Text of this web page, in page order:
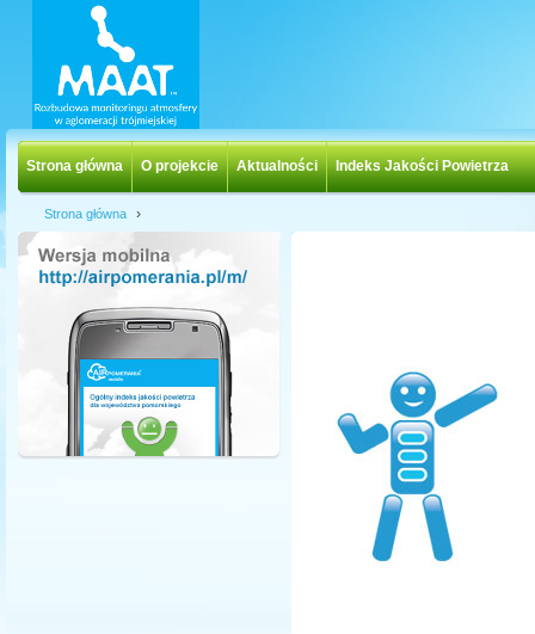
Strona główna O projekcie Aktualności Indeks Jakości Powietrza
Strona główna ›